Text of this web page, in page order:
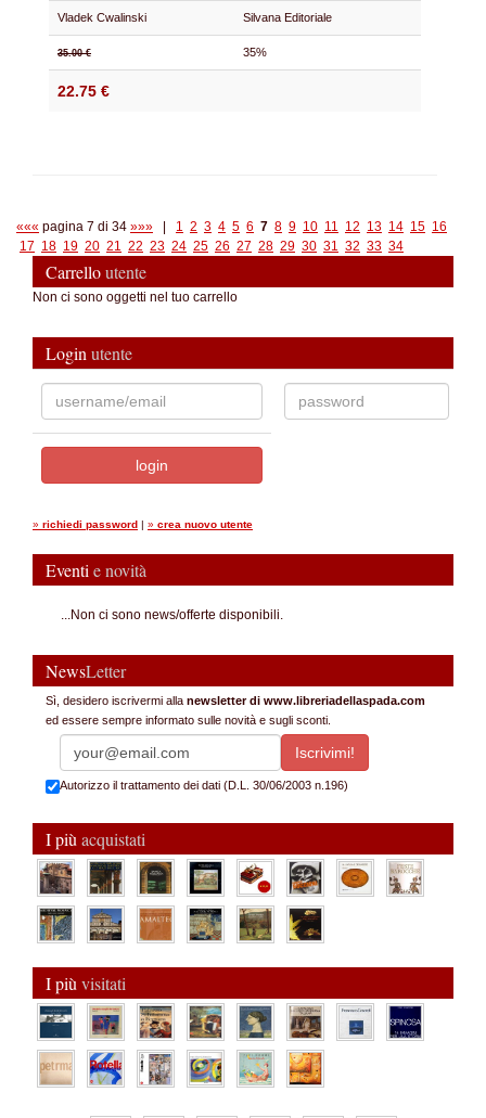
Vladek Cwalinski Silvana Editoriale
35.00 € 35%
22.75 €
««« pagina 7 di 34 »»» 1 2 3 4 5 6 7 8 9 10 11 12 13 14 15 16
17 18 19 20 21 22 23 24 25 26 27 28 29 30 31 32 33 34
Carrelloutente
Non ci sono oggetti nel tuo carrello
Login utente
» richiedi password | » crea nuovo utente
Eventi e novità
...Non ci sono news/offerte disponibili.
NewsLetter
Sì, desidero iscrivermi alla newsletter di www.libreriadellaspada.com
ed essere sempre informato sulle novità e sugli sconti.
Autorizzo il trattamento dei dati (D.L. 30/06/2003 n.196)
I più acquistati
I più visitati